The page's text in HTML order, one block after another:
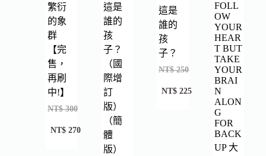
繁衍
的象
群
【完
售，
再刷
中!】
NT$300
NT$ 270
這是
誰的
孩
子？
（國
際增
訂
版）
（簡
體
版）
這是
誰的
孩
子？
NT$250
NT$ 225
FOLL
OW
YOUR
HEAR
T BUT
TAKE
YOUR
BRAI
N
ALON
G
FOR
BACK
UP 大